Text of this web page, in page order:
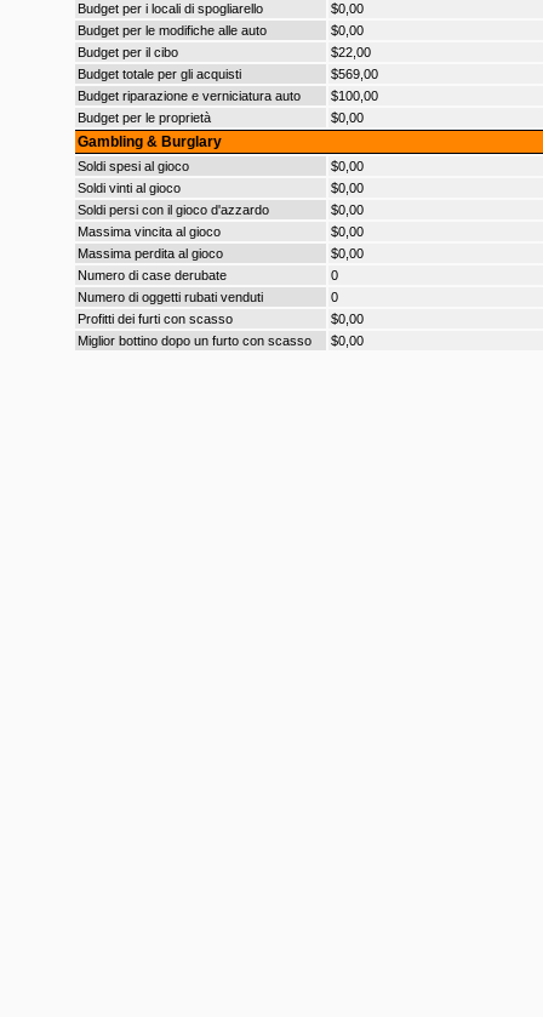
Budget per i locali di spogliarello
$0,00
Budget per le modifiche alle auto
$0,00
Budget per il cibo
$22,00
Budget totale per gli acquisti
$569,00
Budget riparazione e verniciatura auto
$100,00
Budget per le proprietà
$0,00
Gambling & Burglary
Soldi spesi al gioco
$0,00
Soldi vinti al gioco
$0,00
Soldi persi con il gioco d'azzardo
$0,00
Massima vincita al gioco
$0,00
Massima perdita al gioco
$0,00
Numero di case derubate
0
Numero di oggetti rubati venduti
0
Profitti dei furti con scasso
$0,00
Miglior bottino dopo un furto con scasso
$0,00